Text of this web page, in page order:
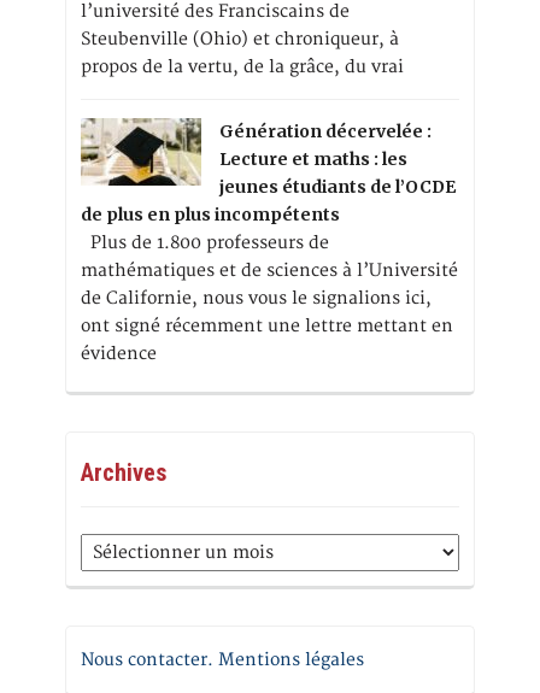
l’université des Franciscains de
Steubenville (Ohio) et chroniqueur, à
propos de la vertu, de la grâce, du vrai
Génération décervelée :
Lecture et maths : les
jeunes étudiants de l’OCDE
de plus en plus incompétents
Plus de 1.800 professeurs de
mathématiques et de sciences à l’Université
de Californie, nous vous le signalions ici,
ont signé récemment une lettre mettant en
évidence
Archives
Archives
Nous contacter. Mentions légales